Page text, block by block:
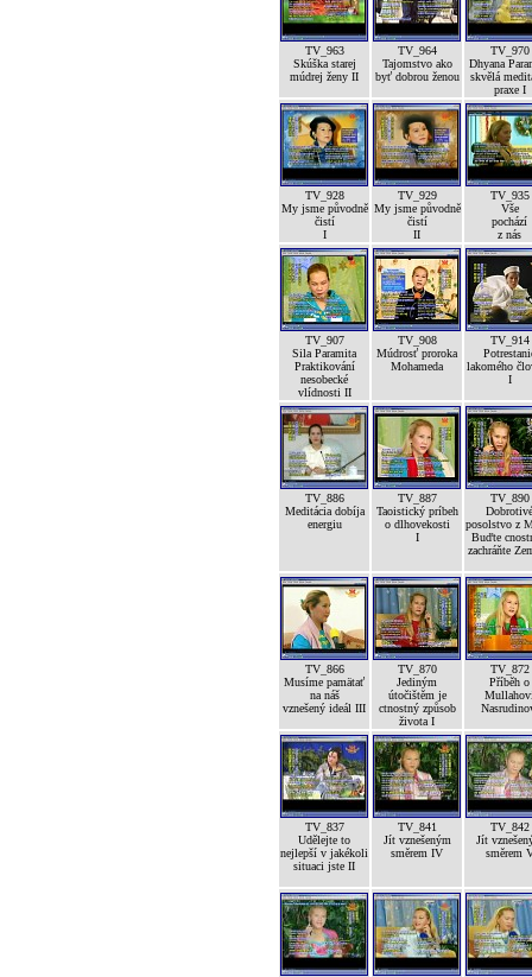
TV_963
Skúška starej
múdrej ženy II
TV_964
Tajomstvo ako
byť dobrou ženou
TV_970
Dhyana
skvělá
praxe I
TV_928
My jsme původně
čistí
I
TV_929
My jsme původně
čistí
II
TV_935
Vše
pochází
z nás
TV_907
Sila Paramita
Praktikování
nesobecké
vlídnosti II
TV_908
Múdrosť proroka
Mohameda
TV_914
lakomého
I
TV_886
Meditácia dobíja
energiu
TV_887
Taoistický príbeh
o dlhovekosti
I
TV_890
Dobrotivé
posolstvo z
Buďte
zachráňte
TV_866
Musíme pamätať
na náš
vznešený ideál III
TV_870
Jediným
útočištěm je
ctnostný způsob
života I
TV_872
Příběh o
TV_837
Udělejte to
nejlepší v jakékoli
situaci jste II
TV_841
Jít vznešeným
směrem IV
TV_842
Jít
směrem